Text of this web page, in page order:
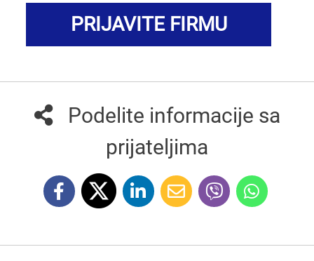
PRIJAVITE FIRMU
Podelite informacije sa
prijateljima